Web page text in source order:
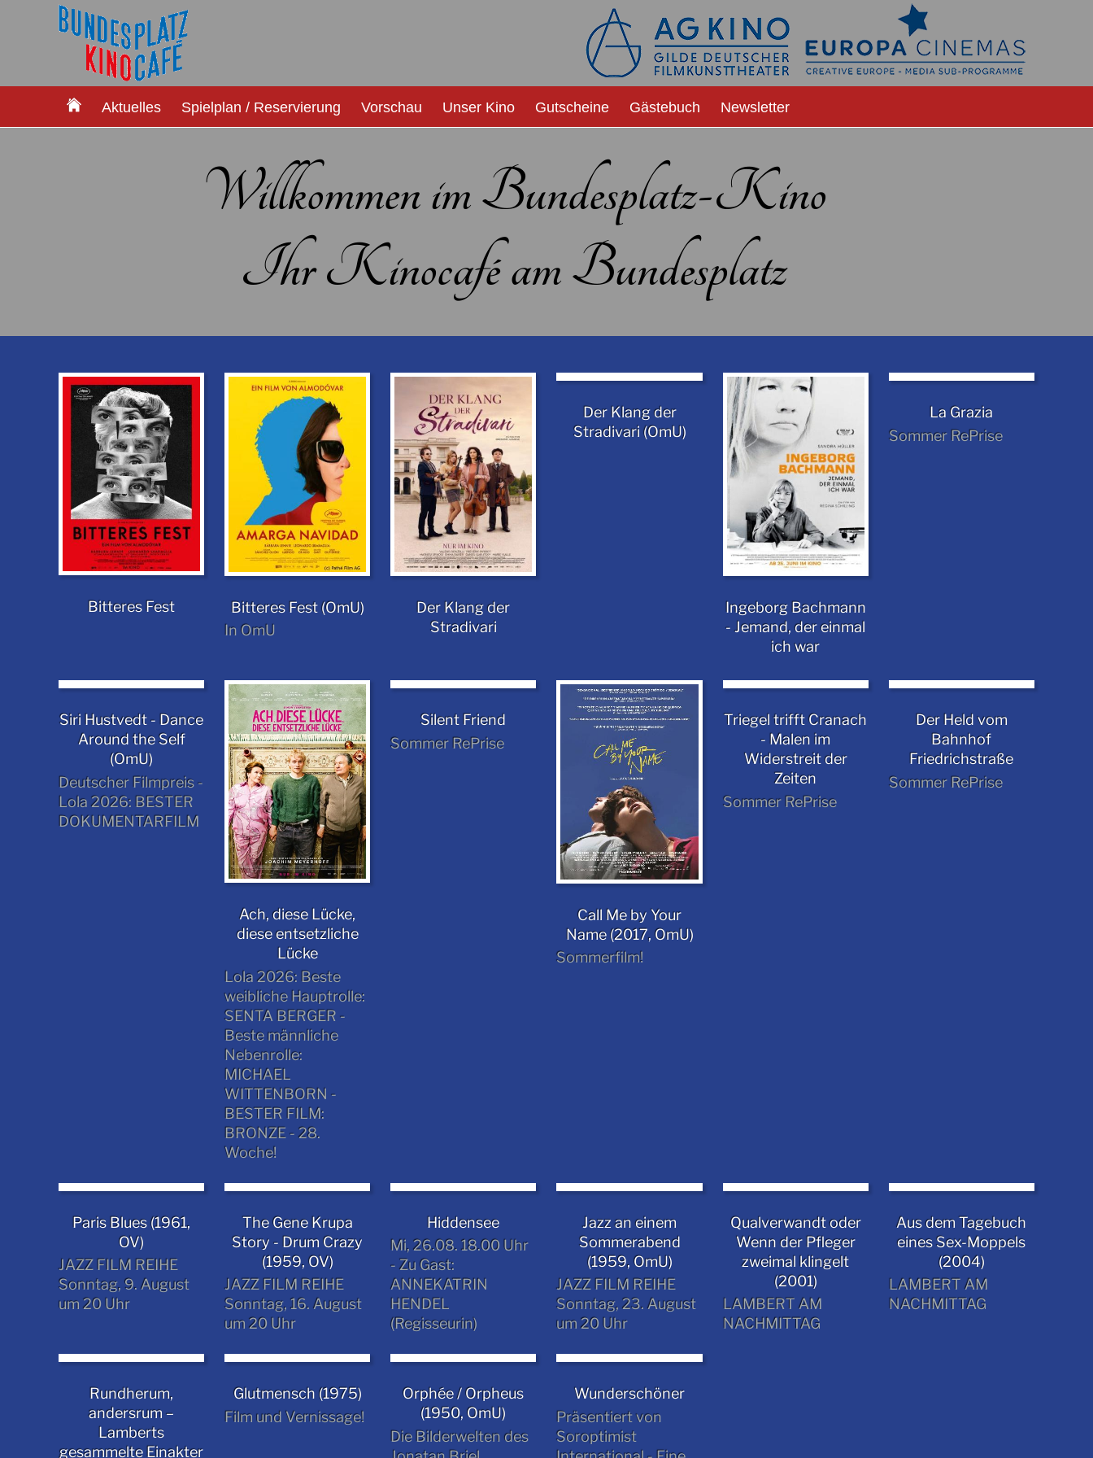
Aktuelles Spielplan / Reservierung Vorschau Unser Kino Gutscheine Gästebuch Newsletter
Willkommen im Bundesplatz-Kino
Ihr Kinocafé am Bundesplatz
Bitteres Fest
Bitteres Fest (OmU)
In OmU
Der Klang der
Stradivari
Der Klang der
Stradivari (OmU)
Ingeborg Bachmann
- Jemand, der einmal
ich war
La Grazia
Sommer RePrise
Siri Hustvedt - Dance
Around the Self
(OmU)
Deutscher Filmpreis -
Lola 2026: BESTER
DOKUMENTARFILM
Ach, diese Lücke,
diese entsetzliche
Lücke
Lola 2026: Beste
weibliche Hauptrolle:
SENTA BERGER -
Beste männliche
Nebenrolle:
MICHAEL
WITTENBORN -
BESTER FILM:
BRONZE - 28.
Woche!
Silent Friend
Sommer RePrise
Call Me by Your
Name (2017, OmU)
Sommerfilm!
Triegel trifft Cranach
- Malen im
Widerstreit der
Zeiten
Sommer RePrise
Der Held vom
Bahnhof
Friedrichstraße
Sommer RePrise
Paris Blues (1961,
OV)
JAZZ FILM REIHE
Sonntag, 9. August
um 20 Uhr
The Gene Krupa
Story - Drum Crazy
(1959, OV)
JAZZ FILM REIHE
Sonntag, 16. August
um 20 Uhr
Hiddensee
Mi, 26.08. 18.00 Uhr
- Zu Gast:
ANNEKATRIN
HENDEL
(Regisseurin)
Jazz an einem
Sommerabend
(1959, OmU)
JAZZ FILM REIHE
Sonntag, 23. August
um 20 Uhr
Qualverwandt oder
Wenn der Pfleger
zweimal klingelt
(2001)
LAMBERT AM
NACHMITTAG
Aus dem Tagebuch
eines Sex-Moppels
(2004)
LAMBERT AM
NACHMITTAG
Rundherum,
andersrum –
Lamberts
gesammelte Einakter
Glutmensch (1975)
Film und Vernissage!
Orphée / Orpheus
(1950, OmU)
Die Bilderwelten des
Wunderschöner
Präsentiert von
Soroptimist